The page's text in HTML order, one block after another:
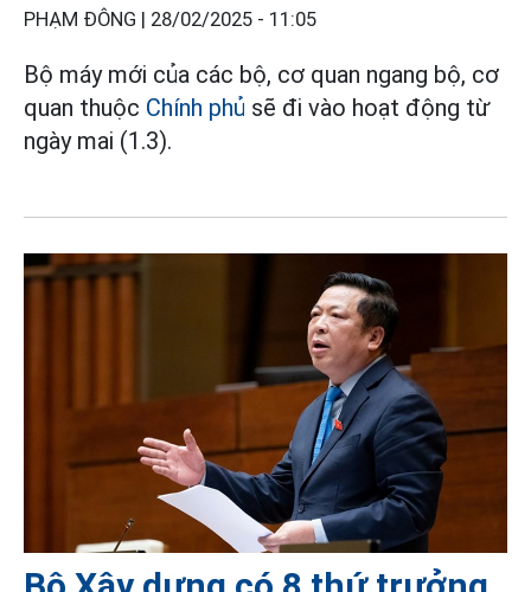
PHẠM ĐÔNG | 28/02/2025 - 11:05
Bộ máy mới của các bộ, cơ quan ngang bộ, cơ
quan thuộc Chính phủ sẽ đi vào hoạt động từ
ngày mai (1.3).